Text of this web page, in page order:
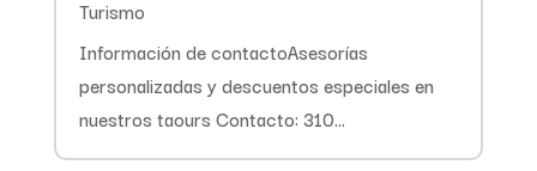
Turismo
Información de contactoAsesorías
personalizadas y descuentos especiales en
nuestros taours Contacto: 310...